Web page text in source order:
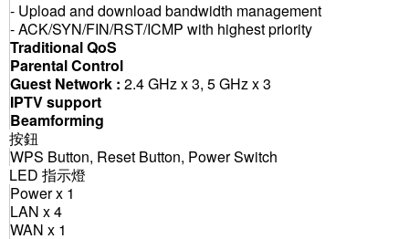
- Upload and download bandwidth management
- ACK/SYN/FIN/RST/ICMP with highest priority
Traditional QoS
Parental Control
Guest Network : 2.4 GHz x 3, 5 GHz x 3
IPTV support
Beamforming
按鈕
WPS Button, Reset Button, Power Switch
LED 指示燈
Power x 1
LAN x 4
WAN x 1